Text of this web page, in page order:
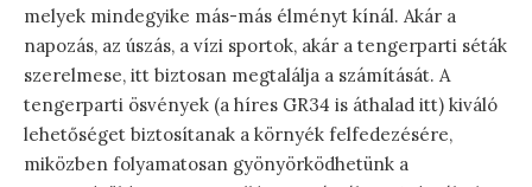
melyek mindegyike más-más élményt kínál. Akár a
napozás, az úszás, a vízi sportok, akár a tengerparti séták
szerelmese, itt biztosan megtalálja a számítását. A
tengerparti ösvények (a híres GR34 is áthalad itt) kiváló
lehetőséget biztosítanak a környék felfedezésére,
miközben folyamatosan gyönyörködhetünk a